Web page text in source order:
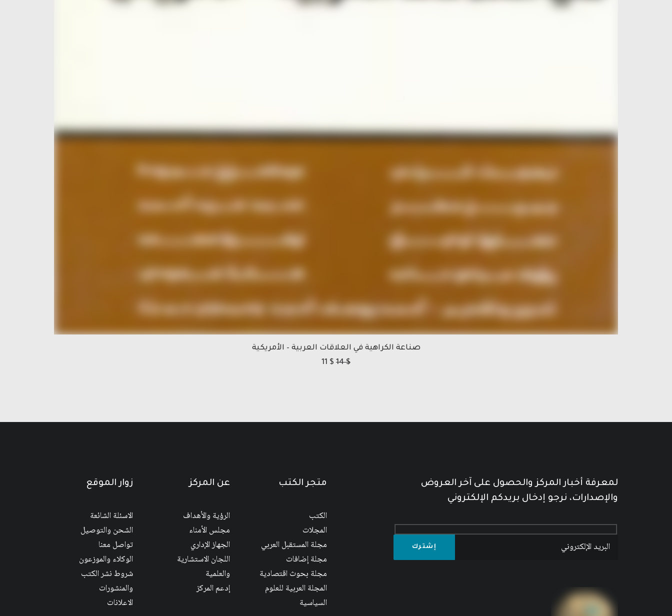
صناعة الكراهية في العلاقات العربية – الأمريكية
14$
11 $
لمعرفة أخبار المركز والحصول على آخر العروض
والإصدارات، نرجو إدخال بريدكم الإلكتروني
متجر الكتب
الكتب
المجلات
مجلة المستقبل العربي
مجلة إضافات
مجلة بحوث اقتصادية
المجلة العربية للعلوم
السياسية
عن المركز
الرؤية والأهداف
مجلس الأمناء
الجهاز الإداري
اللجان الاستشارية
والعلمية
إدعم المركز
زوار الموقع
الاسئلة الشائعة
الشحن والتوصيل
تواصل معنا
الوكلاء والموزعون
شروط نشر الكتب
والمنشورات
الاعلانات